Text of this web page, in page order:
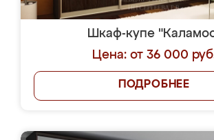
Шкаф-купе
Цена: от 36 000
ПОДРОБНЕЕ